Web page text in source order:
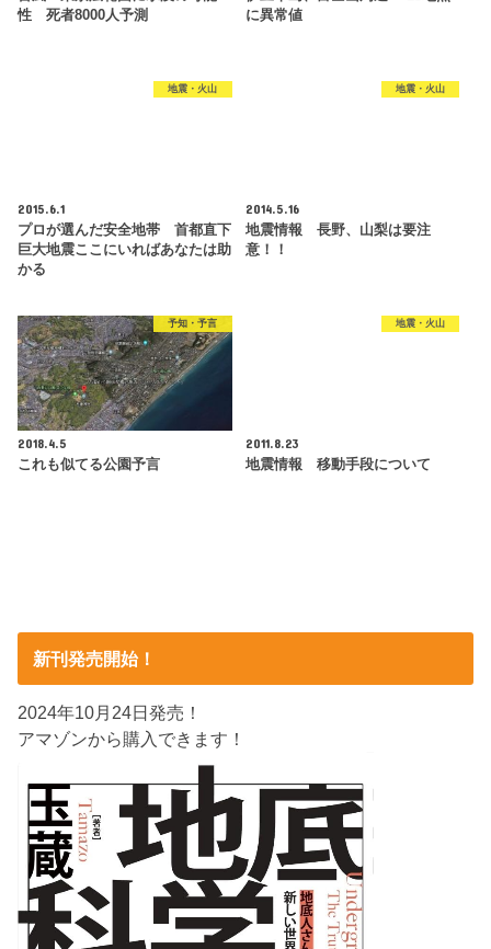
性 死者8000人予測
に異常値
地震・火山
2015.6.1
プロが選んだ安全地帯 首都直下
巨大地震ここにいればあなたは助
かる
地震・火山
2014.5.16
地震情報 長野、山梨は要注
意！！
予知・予言
2018.4.5
これも似てる公園予言
地震・火山
2011.8.23
地震情報 移動手段について
新刊発売開始！
2024年10月24日発売！
アマゾンから購入できます！